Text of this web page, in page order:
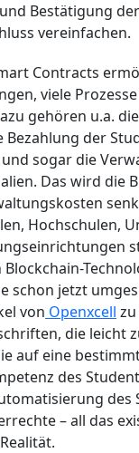
Bestätigung
vereinfachen.
Contracts
viele
gehören u.a.
Bezahlung der
sogar die
Das wird die
Hochschulen,
schon jetzt
von Openхcell
die leicht
auf eine
des
des
– all das